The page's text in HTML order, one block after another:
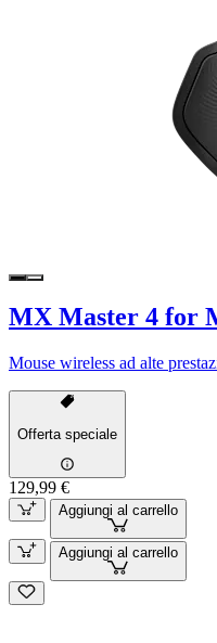
MX Master 4 for
Mouse wireless ad alte
Offerta speciale
129,99 €
Aggiungi al carrello
Aggiungi al carrello